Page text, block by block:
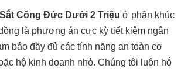
Công Đức Dưới 2 Triệu ở phân khúc
là phương án cực kỳ tiết kiệm ngân
bảo đầy đủ các tính năng an toàn cơ
hộ kinh doanh nhỏ. Chúng tôi luôn hỗ